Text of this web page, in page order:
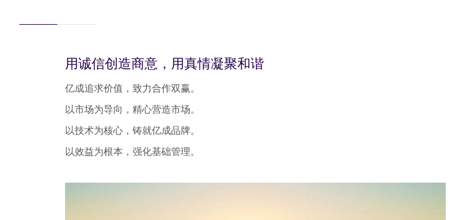
用诚信创造商意，用真情凝聚和谐
亿成追求价值，致力合作双赢。
以市场为导向，精心营造市场。
以技术为核心，铸就亿成品牌。
以效益为根本，强化基础管理。